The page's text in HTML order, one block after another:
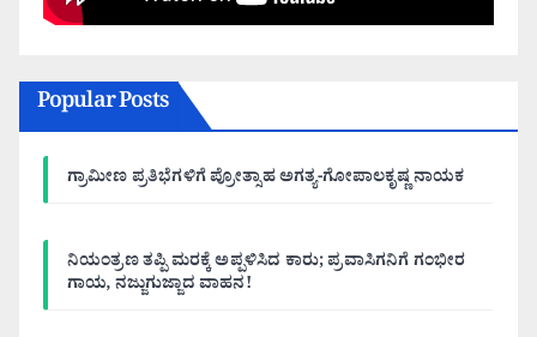
Popular Posts
ಗ್ರಾಮೀಣ ಪ್ರತಿಭೆಗಳಿಗೆ ಪ್ರೋತ್ಸಾಹ ಅಗತ್ಯ-ಗೋಪಾಲಕೃಷ್ಣ ನಾಯಕ
ನಿಯಂತ್ರಣ ತಪ್ಪಿ ಮರಕ್ಕೆ ಅಪ್ಪಳಿಸಿದ ಕಾರು; ಪ್ರವಾಸಿಗನಿಗೆ ಗಂಭೀರ
ಗಾಯ, ನಜ್ಜುಗುಜ್ಜಾದ ವಾಹನ!